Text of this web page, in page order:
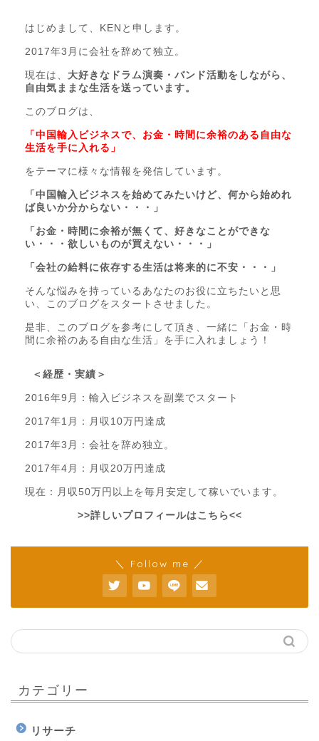
はじめまして、KENと申します。
2017年3月に会社を辞めて独立。
現在は、 大好きなドラム演奏・バンド活動をしながら、
自由気ままな生活を送っています。
このブログは、
「中国輸入ビジネスで、お金・時間に余裕のある自由な
生活を手に入れる」
をテーマに様々な情報を発信しています。
「中国輸入ビジネスを始めてみたいけど、何から始めれ
ば良いか分からない・・・」
「お金・時間に余裕が無くて、好きなことができな
い・・・欲しいものが買えない・・・」
「会社の給料に依存する生活は将来的に不安・・・」
そんな悩みを持っているあなたのお役に立ちたいと思
い、このブログをスタートさせました。
是非、このブログを参考にして頂き、一緒に「お金・時
間に余裕のある自由な生活」を手に入れましょう！
＜経歴・実績＞
2016年9月：輸入ビジネスを副業でスタート
2017年1月：月収10万円達成
2017年3月：会社を辞め独立。
2017年4月：月収20万円達成
現在：月収50万円以上を毎月安定して稼いでいます。
>>詳しいプロフィールはこちら<<
＼ Follow me ／
カテゴリー
リサーチ